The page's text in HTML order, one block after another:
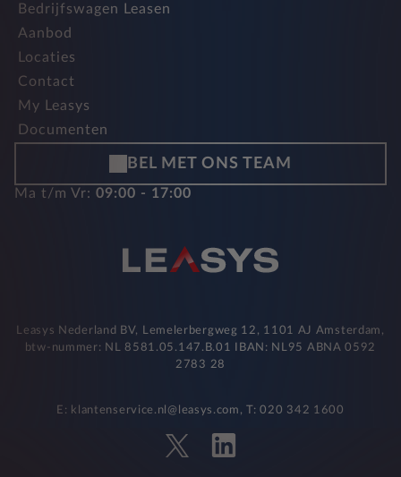
Bedrijfswagen Leasen
Aanbod
Locaties
Contact
My Leasys
Documenten
BEL MET ONS TEAM
Ma t/m Vr: 09:00 - 17:00
Leasys Nederland BV, Lemelerbergweg 12, 1101 AJ Amsterdam,
btw-nummer: NL 8581.05.147.B.01 IBAN: NL95 ABNA 0592
2783 28
E: klantenservice.nl@leasys.com, T: 020 342 1600